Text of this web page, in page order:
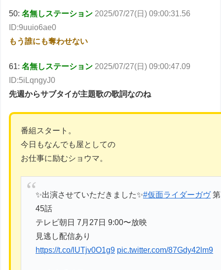
50:名無しステーション 2025/07/27(日) 09:00:31.56
ID:9uuio6ae0
もう誰にも奪わせない
61:名無しステーション 2025/07/27(日) 09:00:47.09
ID:5iLqngyJ0
先週からサブタイが主題歌の歌詞なのね
番組スタート。
今日もなんでも屋としての
お仕事に励むショウマ。
✨出演させていただきました✨#仮面ライダーガヴ第
45話
テレビ朝日 7月27日 9:00〜放映
見逃し配信あり
https://t.co/lUTjv0O1g9 pic.twitter.com/87Gdy42lm9